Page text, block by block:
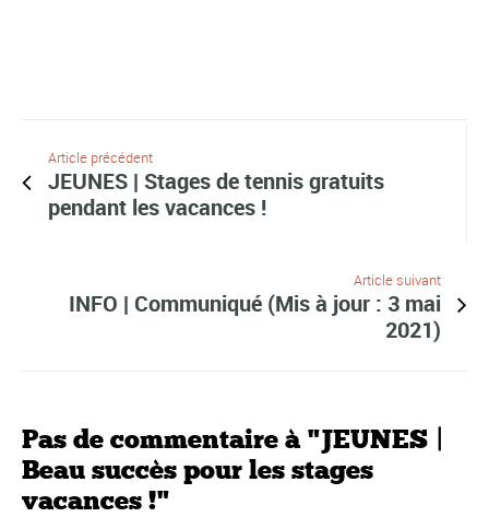
Article précédent
JEUNES | Stages de tennis gratuits
pendant les vacances !
Article suivant
INFO | Communiqué (Mis à jour : 3 mai
2021)
Pas de commentaire à "JEUNES |
Beau succès pour les stages
vacances !"